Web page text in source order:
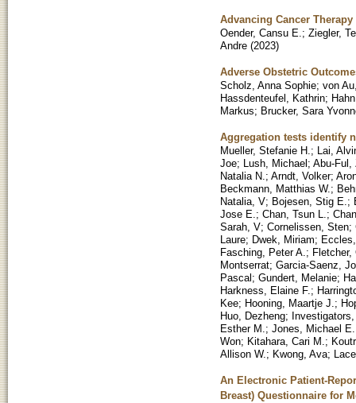
Advancing Cancer
Oender, Cansu E. ; Ziegler,
Andre (2023)
Adverse Obstetric
Scholz, Anna Sophie; von
Hassdenteufel, Kathrin;
Markus; Brucker, Sara
Aggregation tests identify
Mueller, Stefanie H. ; Lai,
Joe; Lush, Michael; Abu-Ful,
Natalia N. ; Arndt, Volker;
Beckmann, Matthias W. ;
Natalia, V; Bojesen, Stig E. ;
Jose E. ; Chan, Tsun L. ;
Sarah, V; Cornelissen, Sten;
Laure; Dwek, Miriam;
Fasching, Peter A. ; Fletcher,
Montserrat; Garcia-Saenz,
Pascal; Gundert, Melanie;
Harkness, Elaine F. ;
Kee; Hooning, Maartje J. ;
Huo, Dezheng;
Esther M. ; Jones, Michael E.
Won; Kitahara, Cari M. ;
Allison W. ; Kwong, Ava;
An Electronic Patient-
Breast) Questionnaire for